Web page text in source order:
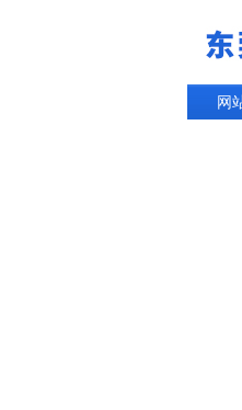
网